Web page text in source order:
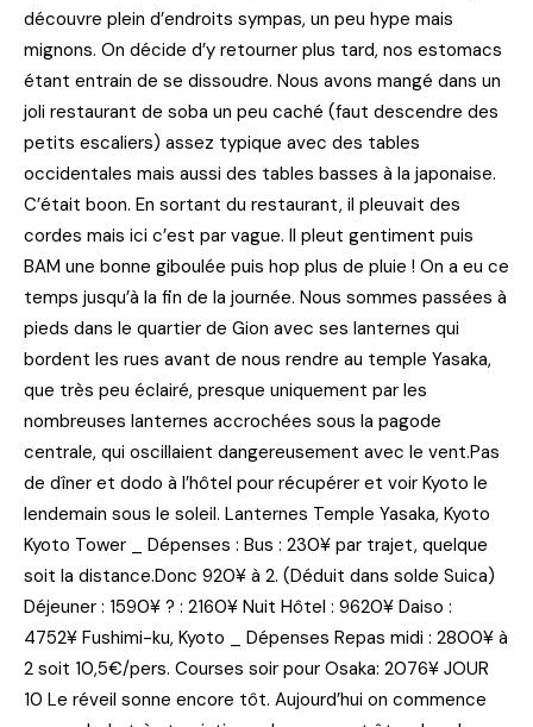
découvre plein d’endroits sympas, un peu hype mais
mignons. On décide d’y retourner plus tard, nos estomacs
étant entrain de se dissoudre. Nous avons mangé dans un
joli restaurant de soba un peu caché (faut descendre des
petits escaliers) assez typique avec des tables
occidentales mais aussi des tables basses à la japonaise.
C’était boon. En sortant du restaurant, il pleuvait des
cordes mais ici c’est par vague. Il pleut gentiment puis
BAM une bonne giboulée puis hop plus de pluie ! On a eu ce
temps jusqu’à la fin de la journée. Nous sommes passées à
pieds dans le quartier de Gion avec ses lanternes qui
bordent les rues avant de nous rendre au temple Yasaka,
que très peu éclairé, presque uniquement par les
nombreuses lanternes accrochées sous la pagode
centrale, qui oscillaient dangereusement avec le vent.Pas
de dîner et dodo à l’hôtel pour récupérer et voir Kyoto le
lendemain sous le soleil. Lanternes Temple Yasaka, Kyoto
Kyoto Tower _ Dépenses : Bus : 230¥ par trajet, quelque
soit la distance.Donc 920¥ à 2. (Déduit dans solde Suica)
Déjeuner : 1590¥ ? : 2160¥ Nuit Hôtel : 9620¥ Daiso :
4752¥ Fushimi-ku, Kyoto _ Dépenses Repas midi : 2800¥ à
2 soit 10,5€/pers. Courses soir pour Osaka: 2076¥ JOUR
10 Le réveil sonne encore tôt. Aujourd’hui on commence